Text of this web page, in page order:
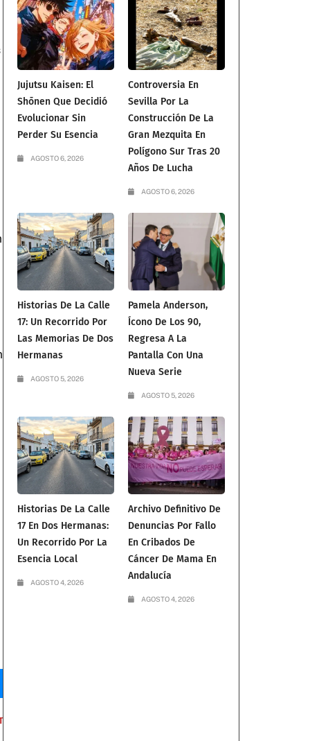
Jujutsu Kaisen: El
Shōnen Que Decidió
Evolucionar Sin
Perder Su Esencia
AGOSTO 6, 2026
Controversia En
Sevilla Por La
Construcción De La
Gran Mezquita En
Polígono Sur Tras 20
Años De Lucha
AGOSTO 6, 2026
Historias De La Calle
17: Un Recorrido Por
Las Memorias De Dos
Hermanas
AGOSTO 5, 2026
Pamela Anderson,
Ícono De Los 90,
Regresa A La
Pantalla Con Una
Nueva Serie
AGOSTO 5, 2026
Historias De La Calle
17 En Dos Hermanas:
Un Recorrido Por La
Esencia Local
AGOSTO 4, 2026
Archivo Definitivo De
Denuncias Por Fallo
En Cribados De
Cáncer De Mama En
Andalucía
AGOSTO 4, 2026